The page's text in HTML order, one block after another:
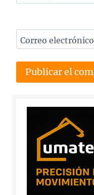
Correo electrónico